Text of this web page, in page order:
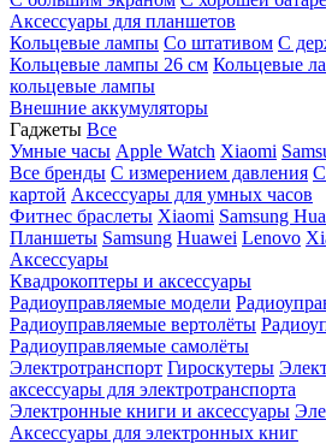
Аксессуары для планшетов
Кольцевые лампы Со штативом C
Кольцевые лампы 26 см Кольцевые
кольцевые лампы
Внешние аккумуляторы
Гаджеты Все
Умные часы Apple Watch Xiaomi
Все бренды C измерением давления
картой Аксессуары для умных часов
Фитнес браслеты Xiaomi Samsung
Планшеты Samsung Huawei Lenovo
Аксессуары
Квадрокоптеры и аксессуары
Радиоуправляемые модели
Радиоуправляемые вертолёты
Радиоуправляемые самолёты
Электротранспорт Гироскутеры
аксессуары для электротранспорта
Электронные книги и аксессуары
Аксессуары для электронных книг